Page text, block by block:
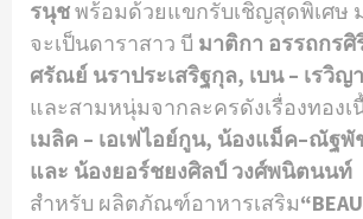
รนุชพร้อมด้วยแขกรับเชิญสุดพิเศษ
จะเป็นดาราสาว บี มาติกา อรรถกรศิ
ศรัณย์ นราประเสริฐกุล, เบน – เรวิญ
และสามหนุ่มจากละครดังเรื่องทองเ
เมลิค – เอเฟไอย์กูน, น้องแม็ค–ณัฐ
และ น้องยอร์ชยงศิลป์ วงศ์พนิตนนท์
สําหรับ ผลิตภัณฑ์อาหารเสริม